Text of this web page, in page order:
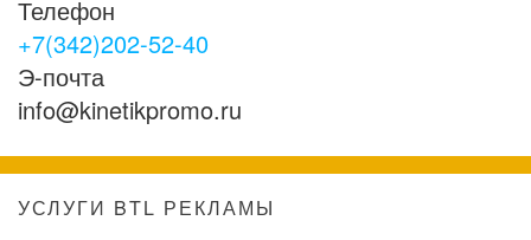
Телефон
+7(342)202-52-40
Э-почта
info@kinetikpromo.ru
УСЛУГИ BTL РЕКЛАМЫ